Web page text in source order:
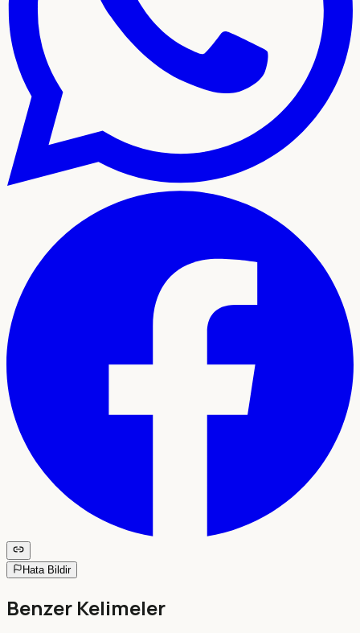
Hata Bildir
Benzer Kelimeler